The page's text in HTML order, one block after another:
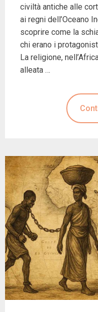
civiltà antiche alle
ai regni dell’Oceano
scoprire come la
chi erano i
La religione,
alleata …